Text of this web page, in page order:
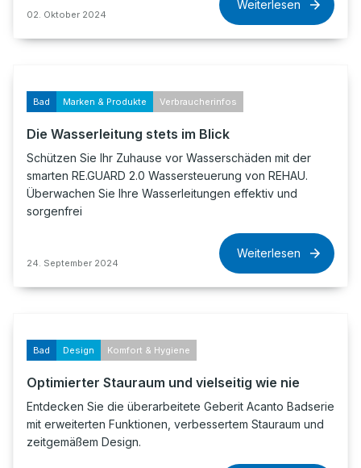
02. Oktober 2024
Weiterlesen
Bad Marken & Produkte Verbraucherinfos
Die Wasserleitung stets im Blick
Schützen Sie Ihr Zuhause vor Wasserschäden mit der
smarten RE.GUARD 2.0 Wassersteuerung von REHAU.
Überwachen Sie Ihre Wasserleitungen effektiv und
sorgenfrei
24. September 2024
Weiterlesen
Bad Design Komfort & Hygiene
Optimierter Stauraum und vielseitig wie nie
Entdecken Sie die überarbeitete Geberit Acanto Badserie
mit erweiterten Funktionen, verbessertem Stauraum und
zeitgemäßem Design.